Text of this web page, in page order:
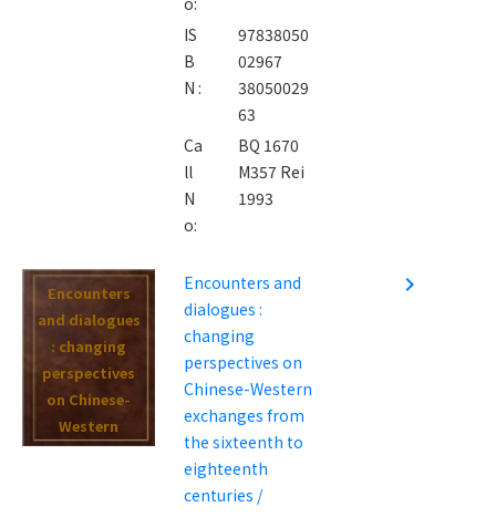
IS
B
N :
97838050
02967
38050029
63
Ca
ll
N
o:
BQ 1670
M357 Rei
1993
Encounters
and dialogues
: changing
perspectives
on Chinese-
Western
exchanges
Encounters and
dialogues :
changing
perspectives on
Chinese-Western
exchanges from
the sixteenth to
eighteenth
centuries /
navigate_next